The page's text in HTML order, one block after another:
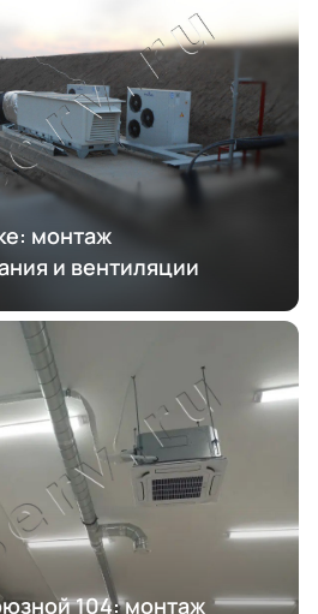
монтаж
и вентиляции
104: монтаж